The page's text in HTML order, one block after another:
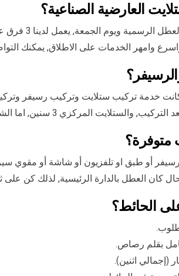
العارضية الصناعية؟
يعمل
وامهر الخدمات على الاطلاق, يمكنك
خدمة تركيب ستلايت وتركيب رسيفر
الشاشات فنقدم ضمان لها لمدة 5 سنين جميع القطع مضونة.
متوفرة؟
أو طبق او تلفزيون أو شاشة أو مقوي
كان العطل بالدارة الرئيسية, لذلك كن على
الحائط؟
بقلم رصاص.
اثنين).